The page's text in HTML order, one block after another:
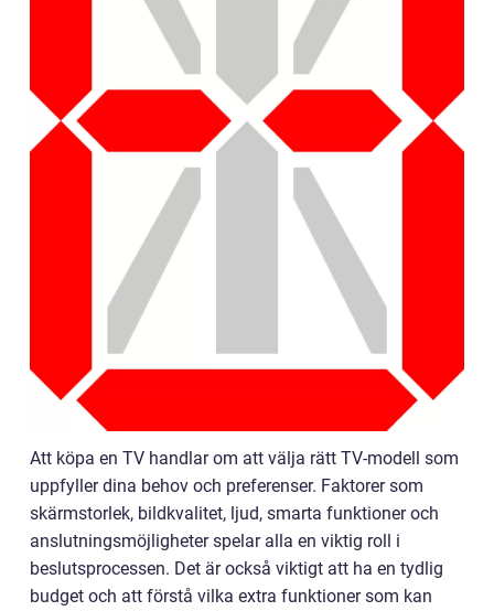
Att köpa en TV handlar om att välja rätt TV-modell som
uppfyller dina behov och preferenser. Faktorer som
skärmstorlek, bildkvalitet, ljud, smarta funktioner och
anslutningsmöjligheter spelar alla en viktig roll i
beslutsprocessen. Det är också viktigt att ha en tydlig
budget och att förstå vilka extra funktioner som kan